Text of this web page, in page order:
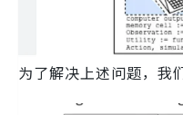
为了解决上述问题，我